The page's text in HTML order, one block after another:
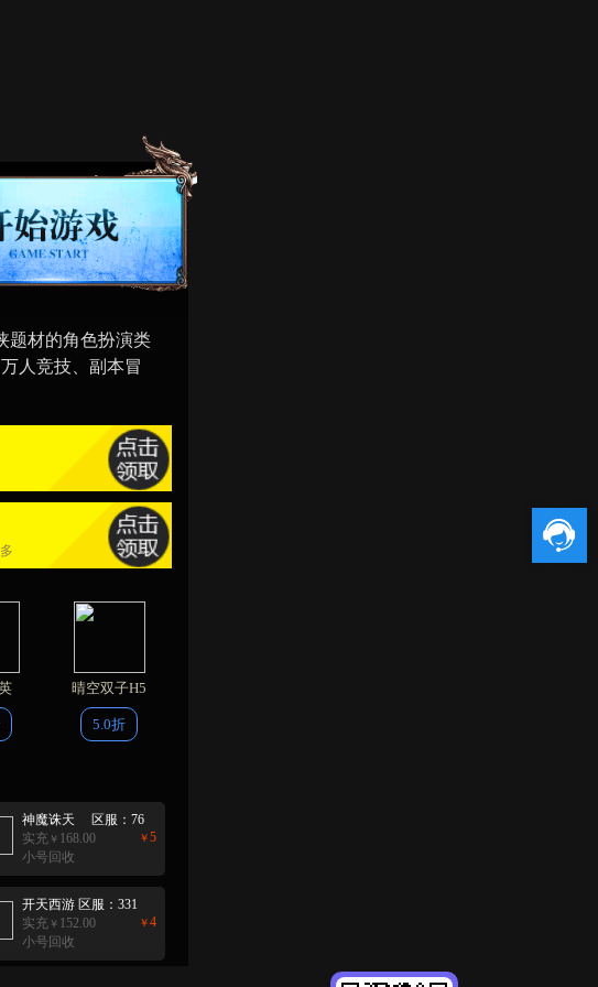
题材的角色扮演类
人竞技、副本冒
晴空双子H5
5.0折
神魔诛天 区服：76
￥5
实充 ￥ 168.00
小号回收
开天西游 区服：331
￥4
实充 ￥ 152.00
小号回收